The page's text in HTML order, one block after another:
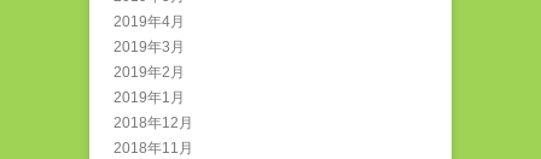
2019年4月
2019年3月
2019年2月
2019年1月
2018年12月
2018年11月